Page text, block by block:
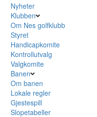
Nyheter
Klubben
Om Nes golfklubb
Styret
Handicapkomite
Kontrollutvalg
Valgkomite
Banen
Om banen
Lokale regler
Gjestespill
Slopetabeller